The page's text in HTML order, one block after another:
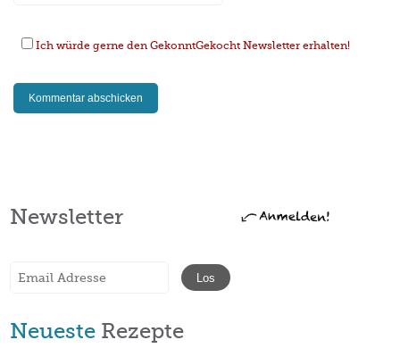
Ich würde gerne den GekonntGekocht Newsletter erhalten!
Newsletter
Neueste Rezepte